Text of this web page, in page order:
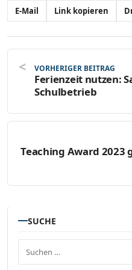
E-Mail Link kopieren
VORHERIGER BEITRAG
Ferienzeit nutzen:
Schulbetrieb
Teaching Award 2023
SUCHE